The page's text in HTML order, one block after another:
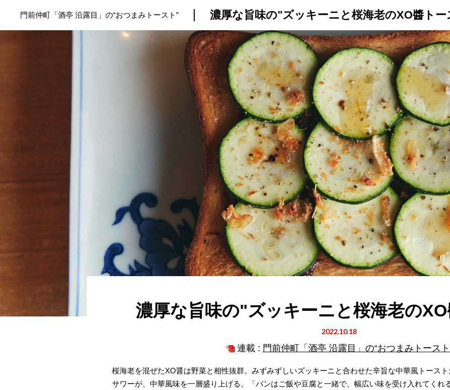
トップ プロが教えるレシピ 厳選！店探し 食のストーリー
門前仲町「酒亭 沿露目」の“おつまみトースト” 濃厚な旨味の"ズッキーニと桜海老のXO醬ト
濃厚な旨味の"ズッキーニと桜海老の
2022.10.18
連載 : 門前仲町「酒亭 沿露目」の“おつまみトースト
桜海老を混ぜたXO醤は野菜と相性抜群。みずみずしいズッキーニと合わせた辛旨な中華風トース
サワーが、中華風味を一層盛り上げる。「パンはご飯や豆腐と一緒で、幅広い味を受け入れてくれ